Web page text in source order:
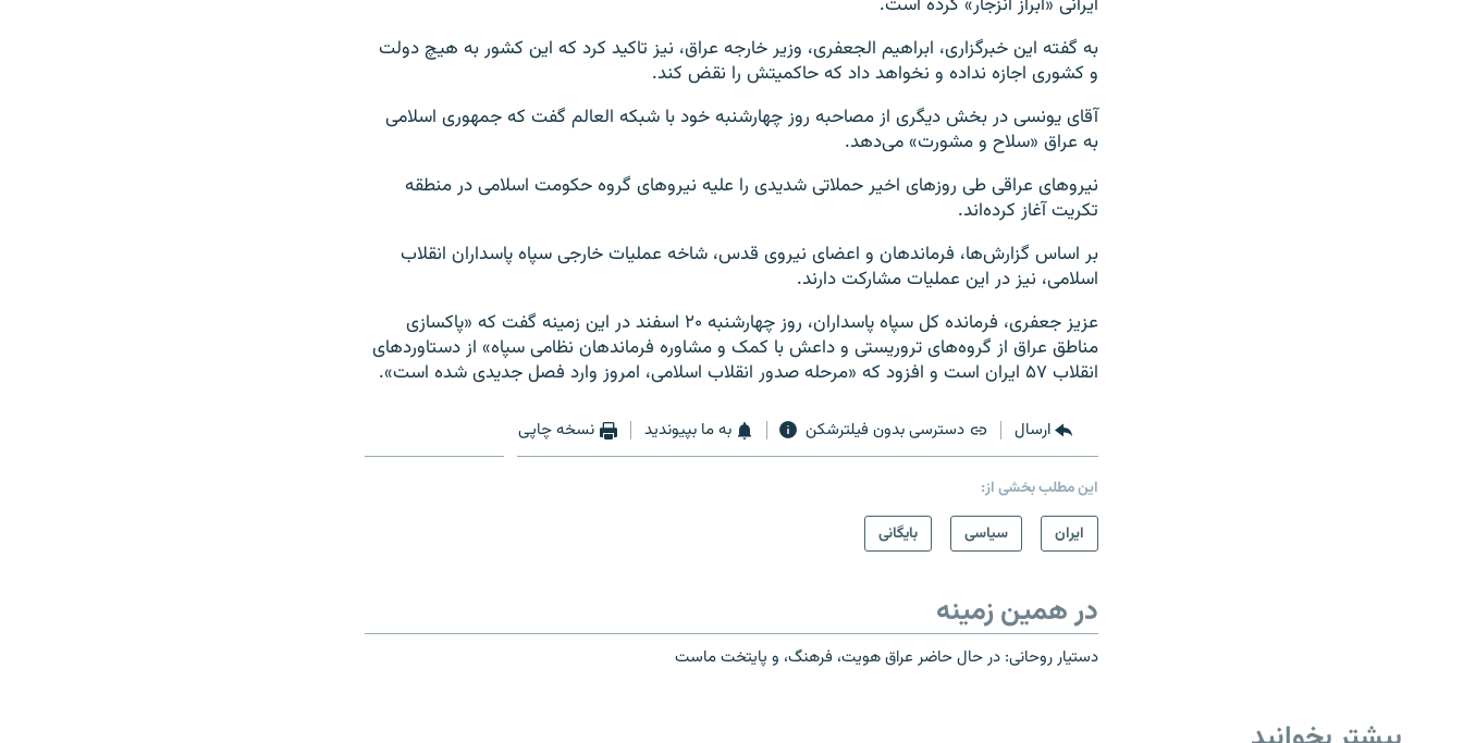
به گفته این خبرگزاری، ابراهیم الجعفری، وزیر خارجه عراق، نیز تاکید کرد که این کشور به هیچ دولت
و کشوری اجازه نداده و نخواهد داد که حاکمیتش را نقض کند.
آقای یونسی در بخش دیگری از مصاحبه روز چهارشنبه خود با شبکه العالم گفت که جمهوری اسلامی
به عراق «سلاح و مشورت» می‌دهد.
نیروهای عراقی طی روزهای اخیر حملاتی شدیدی را علیه نیروهای گروه حکومت اسلامی در منطقه
تکریت آغاز کرده‌اند.
بر اساس گزارش‌ها، فرماندهان و اعضای نیروی قدس، شاخه عملیات خارجی سپاه پاسداران انقلاب
اسلامی، نیز در این عملیات مشارکت دارند.
عزیز جعفری، فرمانده کل سپاه پاسداران، روز چهارشنبه ۲۰ اسفند در این زمینه گفت که «پاکسازی
مناطق عراق از گروه‌های تروریستی و داعش با کمک و مشاوره فرماندهان نظامی سپاه» از دستاوردهای
انقلاب ۵۷ ایران است و افزود که «مرحله صدور انقلاب اسلامی، امروز وارد فصل جدیدی شده‌ است».
ارسال دسترسی بدون فیلترشکن به ما بپیوندید نسخه چاپی
این مطلب بخشی از:
ايران
سیاسی بایگانی
در همین زمینه
دستیار روحانی: در حال حاضر عراق هویت، فرهنگ، و پایتخت ماست